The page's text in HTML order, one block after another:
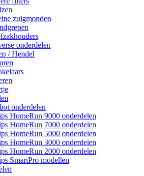
zuigmonden
onderdelen
/ Hendel
onderdelen
HomeRun 9000 onderdelen
HomeRun 7000 onderdelen
HomeRun 5000 onderdelen
HomeRun 3000 onderdelen
HomeRun 2000 onderdelen
SmartPro modellen